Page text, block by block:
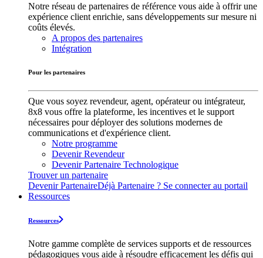
Notre réseau de partenaires de référence vous aide à offrir une
expérience client enrichie, sans développements sur mesure ni
coûts élevés.
A propos des partenaires
Intégration
Pour les partenaires
Que vous soyez revendeur, agent, opérateur ou intégrateur,
8x8 vous offre la plateforme, les incentives et le support
nécessaires pour déployer des solutions modernes de
communications et d'expérience client.
Notre programme
Devenir Revendeur
Devenir Partenaire Technologique
Trouver un partenaire
Devenir PartenaireDéjà Partenaire ? Se connecter au portail
Ressources
Ressources
Notre gamme complète de services supports et de ressources
pédagogiques vous aide à résoudre efficacement les défis qui